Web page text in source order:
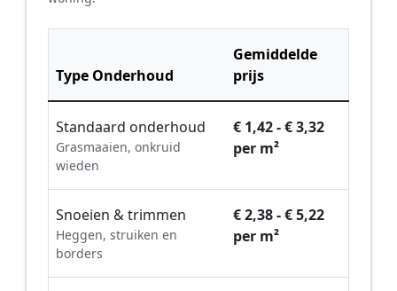
Type Onderhoud
Gemiddelde
prijs
Standaard onderhoud
Grasmaaien, onkruid
wieden
€ 1,42 - € 3,32
per m²
Snoeien & trimmen
Heggen, struiken en
borders
€ 2,38 - € 5,22
per m²